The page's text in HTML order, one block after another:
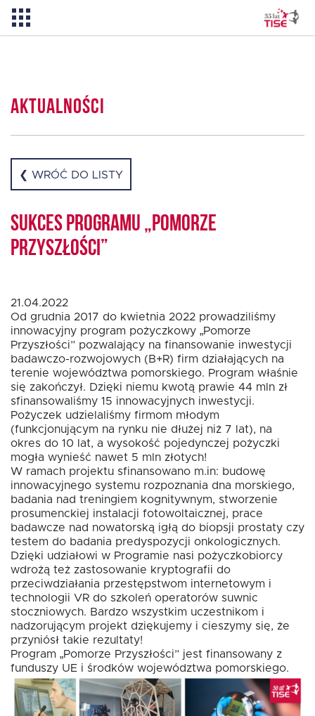
Dlaczego TISE?
Pożyczka rozwojowa TISE – NOWOŚĆ!
Oferta dla NGO/PES
Fundusz FKIS
Rodo
Dokumenty
Rekrutujemy
Kontakt
EN
Aktualności
❮ WRÓĆ DO LISTY
Sukces programu „Pomorze
Przyszłości”
21.04.2022
Od grudnia 2017 do kwietnia 2022 prowadziliśmy
innowacyjny program pożyczkowy „Pomorze
Przyszłości” pozwalający na finansowanie inwestycji
badawczo-rozwojowych (B+R) firm działających na
terenie województwa pomorskiego. Program właśnie
się zakończył. Dzięki niemu kwotą prawie 44 mln zł
sfinansowaliśmy 15 innowacyjnych inwestycji.
Pożyczek udzielaliśmy firmom młodym
(funkcjonującym na rynku nie dłużej niż 7 lat), na
okres do 10 lat, a wysokość pojedynczej pożyczki
mogła wynieść nawet 5 mln złotych!
W ramach projektu sfinansowano m.in: budowę
innowacyjnego systemu rozpoznania dna morskiego,
badania nad treningiem kognitywnym, stworzenie
prosumenckiej instalacji fotowoltaicznej, prace
badawcze nad nowatorską igłą do biopsji prostaty czy
testem do badania predyspozycji onkologicznych.
Dzięki udziałowi w Programie nasi pożyczkobiorcy
wdrożą też zastosowanie kryptografii do
przeciwdziałania przestępstwom internetowym i
technologii VR do szkoleń operatorów suwnic
stoczniowych. Bardzo wszystkim uczestnikom i
nadzorującym projekt dziękujemy i cieszymy się, że
przyniósł takie rezultaty!
Program „Pomorze Przyszłości” jest finansowany z
funduszy UE i środków województwa pomorskiego.